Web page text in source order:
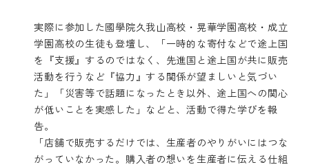
実際に参加した國學院久我山高校・晃華学園高校・成立
学園高校の生徒も登壇し、「一時的な寄付などで途上国
を『支援』するのではなく、先進国と途上国が共に販売
活動を行うなど『協力』する関係が望ましいと気づい
た」「災害等で話題になったとき以外、途上国への関心
が低いことを実感した」などと、活動で得た学びを報
告。
「店舗で販売するだけでは、生産者のやりがいにはつな
がっていなかった。購入者の想いを生産者に伝える仕組